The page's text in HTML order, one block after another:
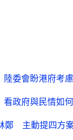
委會盼港府考
政府與民情如
鄭 主動提四方